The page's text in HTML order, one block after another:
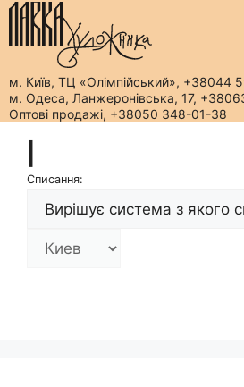
м. Київ, ТЦ «Олімпійський», +38044
м. Одеса, Ланжеронівська, 17,
Оптові продажі, +38050 348-01-38
вмістуСписання: